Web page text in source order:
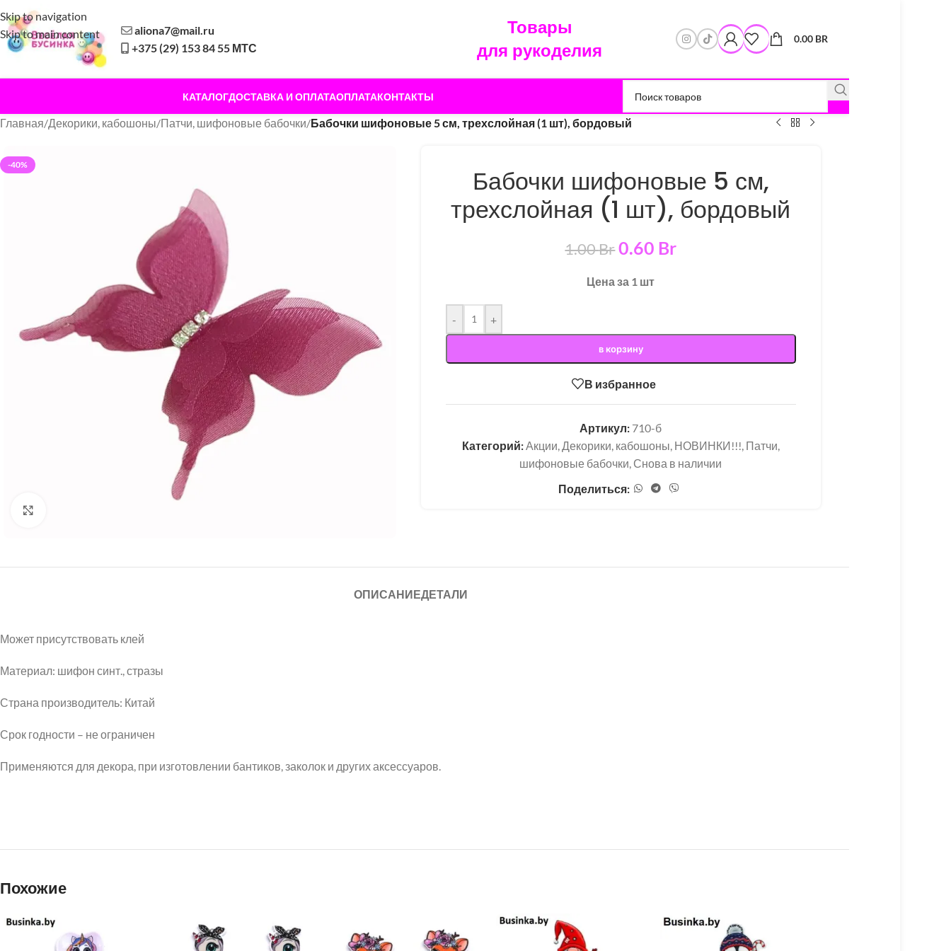
Skip to navigation
Skip to main content
aliona7@mail.ru
+375 (29) 153 84 55 МТС
Товары
для рукоделия
0.00 BR
КАТАЛОГДОСТАВКА И ОПЛАТАОПЛАТАКОНТАКТЫ
Главная/Декорики, кабошоны/Патчи, шифоновые бабочки/Бабочки шифоновые 5 см, трехслойная (1 шт), бордовый
-40%
Бабочки шифоновые 5 см,
трехслойная (1 шт), бордовый
1.00Br0.60 Br
Цена за 1 шт
- +
в корзину
В избранное
Артикул: 710-б
Категорий:Акции,Декорики, кабошоны, НОВИНКИ!!!, Патчи,
шифоновые бабочки, Снова в наличии
Поделиться:
ОПИСАНИЕДЕТАЛИ
Может присутствовать клей
Материал: шифон синт., стразы
Страна производитель: Китай
Срок годности – не ограничен
Применяются для декора, при изготовлении бантиков, заколок и других аксессуаров.
Похожие